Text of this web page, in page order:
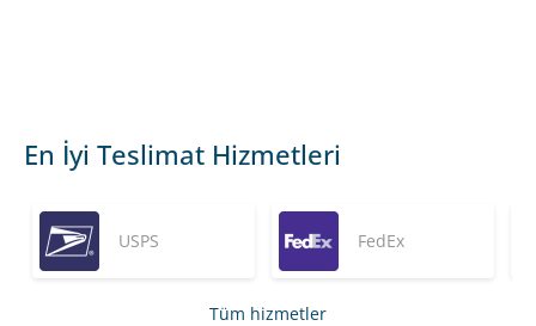
En İyi Teslimat Hizmetleri
USPS FedEx
Tüm hizmetler